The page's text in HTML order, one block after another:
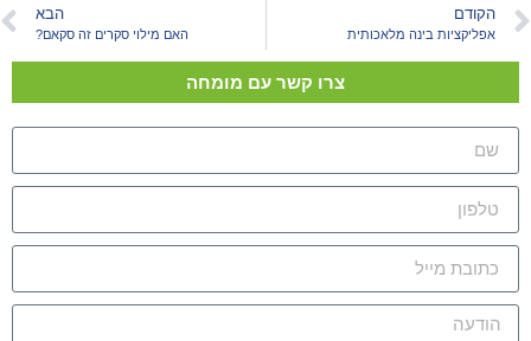
הקודם
אפליקציות בינה מלאכותית
הבא
האם מילוי סקרים זה סקאם?
צרו קשר עם מומחה